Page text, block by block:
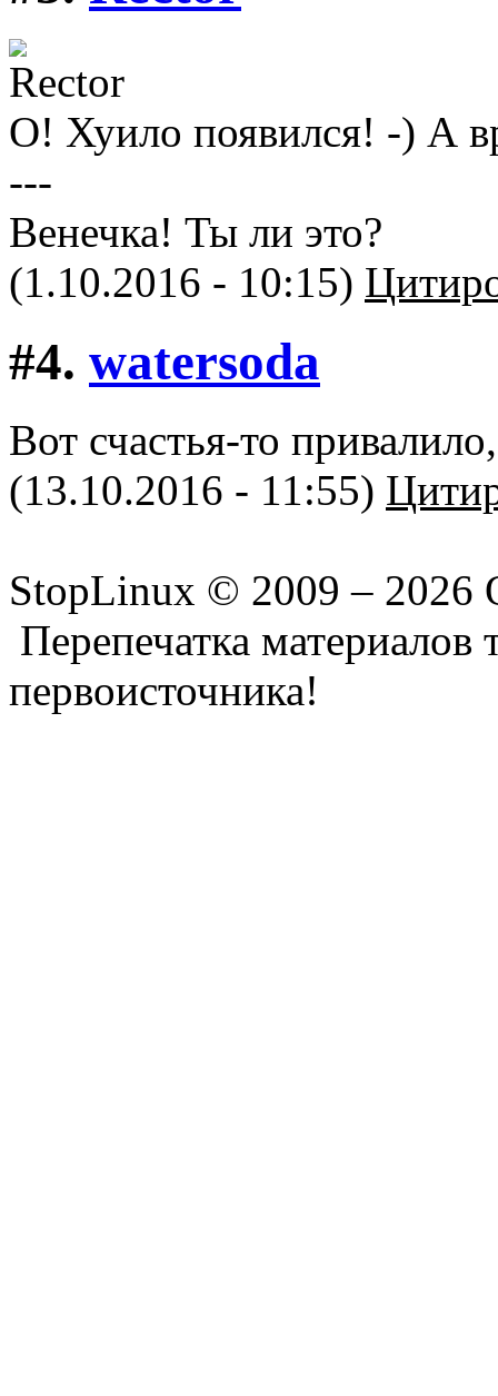
О! Хуило появился! -) А
---
Венечка! Ты ли это?
(1.10.2016 - 10:15)
#4. watersoda
Вот счастья-то
(13.10.2016 - 11:55)
StopLinux © 2009 – 2026
Перепечатка материалов
первоисточника!